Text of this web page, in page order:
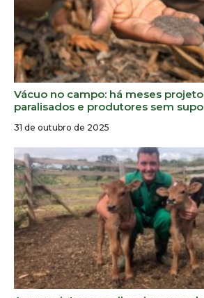
Vácuo no campo: há meses
paralisados e produtores sem
31 de outubro de 2025